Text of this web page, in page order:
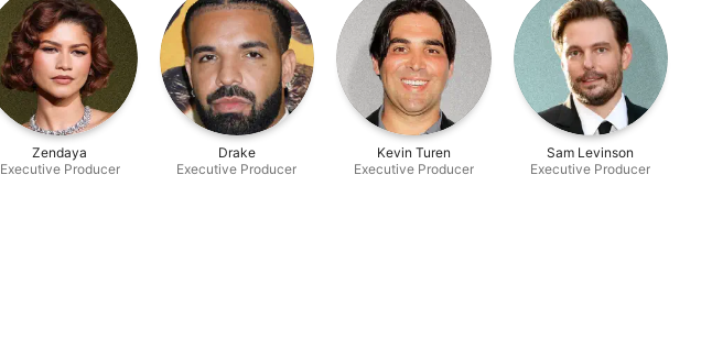
Zendaya
Executive Producer
Drake
Executive Producer
Kevin Turen
Executive Producer
Sam Levinson
Executive Producer